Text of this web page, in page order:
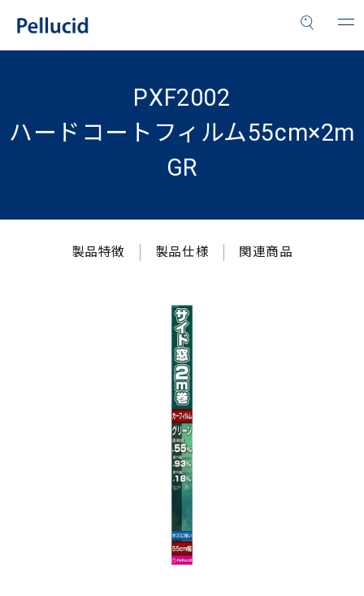
PXF2002
ハードコートフィルム55cm×2m
GR
製品特徴 製品仕様 関連商品